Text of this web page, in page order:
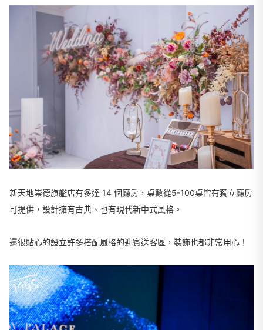
新天地崇德旗艦店有多達 14 個廳房，桌數從5-100桌皆有獨立廳房
可提供，設計擁有古典、也有現代新中式風格。
還很貼心的設立許多搭配風格的迎賓送客區，裝飾也都非常用心！